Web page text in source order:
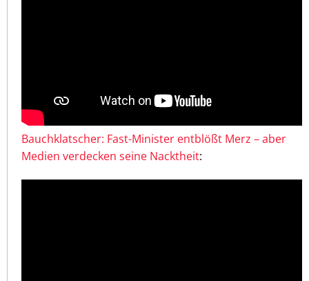
Bauchklatscher: Fast-Minister entblößt Merz – aber
Medien verdecken seine Nacktheit: